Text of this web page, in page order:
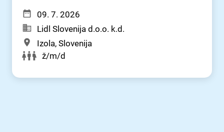
09. 7. 2026
Lidl Slovenija d.o.o. k.d.
Izola, Slovenija
ž/m/d